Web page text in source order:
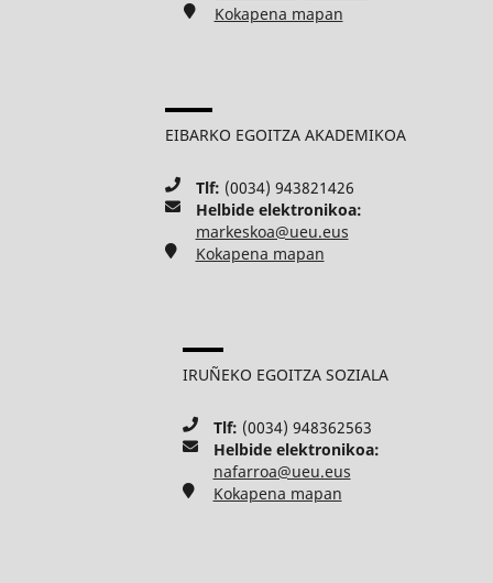
Kokapena mapan
EIBARKO EGOITZA AKADEMIKOA
Tlf: (0034) 943821426
Helbide elektronikoa:
markeskoa@ueu.eus
Kokapena mapan
IRUÑEKO EGOITZA SOZIALA
Tlf: (0034) 948362563
Helbide elektronikoa:
nafarroa@ueu.eus
Kokapena mapan